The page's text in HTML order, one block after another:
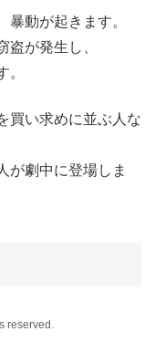
暴動が起きます。
が発生し、
。
買い求めに並ぶ人な
が劇中に登場しま
reserved.